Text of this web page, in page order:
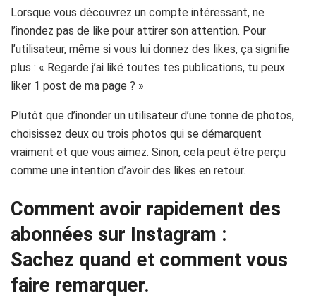
Lorsque vous découvrez un compte intéressant, ne
l’inondez pas de like pour attirer son attention. Pour
l’utilisateur, même si vous lui donnez des likes, ça signifie
plus : « Regarde j’ai liké toutes tes publications, tu peux
liker 1 post de ma page ? »
Plutôt que d’inonder un utilisateur d’une tonne de photos,
choisissez deux ou trois photos qui se démarquent
vraiment et que vous aimez. Sinon, cela peut être perçu
comme une intention d’avoir des likes en retour.
Comment avoir rapidement des
abonnées sur Instagram :
Sachez quand et comment vous
faire remarquer.